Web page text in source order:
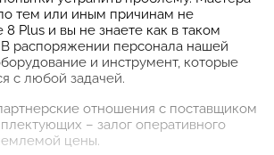
тем или иным причинам не
8 Plus и вы не знаете как в таком
В распоряжении персонала нашей
и инструмент, которые
с любой задачей.
отношения с поставщиком
– залог оперативного
цены.